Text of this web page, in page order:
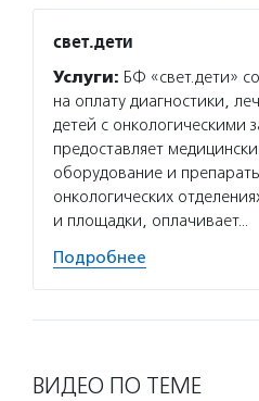
свет.дети
Услуги: БФ «свет.дети»
на оплату диагностики,
детей с онкологическими
предоставляет
оборудование и
онкологических
и площадки, оплачивает…
Подробнее
ВИДЕО ПО ТЕМЕ